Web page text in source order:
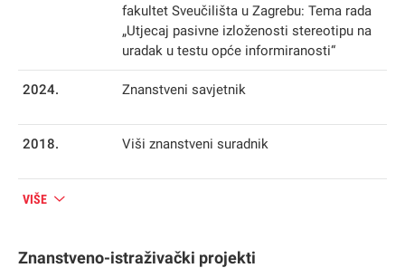
fakultet Sveučilišta u Zagrebu: Tema rada
„Utjecaj pasivne izloženosti stereotipu na
uradak u testu opće informiranosti“
2024. Znanstveni savjetnik
2018. Viši znanstveni suradnik
VIŠE
Znanstveno-istraživački projekti